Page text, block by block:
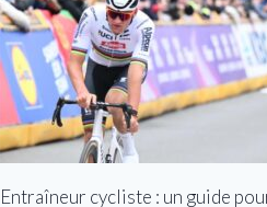
Entraîneur cycliste : un guide